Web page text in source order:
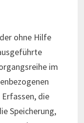
ohne Hilfe
im
die
Speicherung,